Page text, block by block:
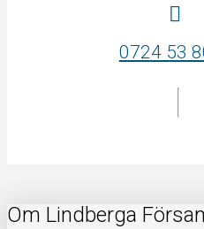
0724 53
Om Lindberga